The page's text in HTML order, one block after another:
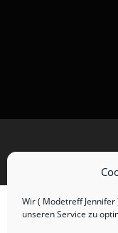
Wir ( Modetreff
unseren Service zu